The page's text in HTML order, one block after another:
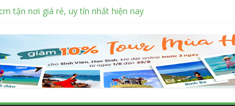
cầu Siêu Rẻ Lại Độc Quyền
uy tín được đánh giá High
tại 3 đại lý lớn có tiếng ở Tphcm hiện nay?